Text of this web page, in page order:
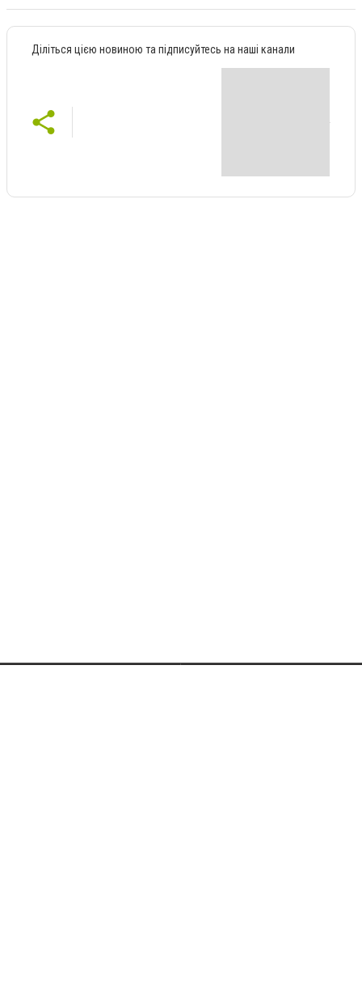
Діліться цією новиною та підписуйтесь на наші канали